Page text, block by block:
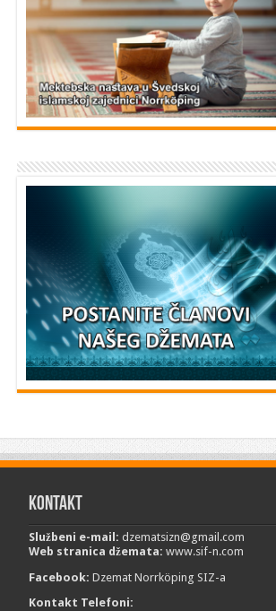
Kontakt
Službeni e-mail: dzematsizn@gmail.com
Web stranica džemata: www.sif-n.com
Facebook: Dzemat Norrköping SIZ-a
Kontakt Telefoni: